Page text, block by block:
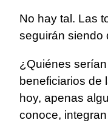
No hay tal. Las
seguirán siendo
¿Quiénes
beneficiarios de
hoy, apenas
conoce,